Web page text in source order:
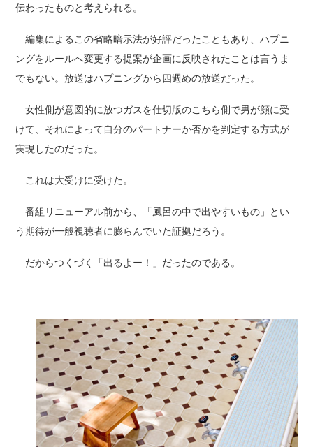
伝わったものと考えられる。
編集によるこの省略暗示法が好評だったこともあり、ハプニ
ングをルールへ変更する提案が企画に反映されたことは言うま
でもない。放送はハプニングから四週めの放送だった。
女性側が意図的に放つガスを仕切版のこちら側で男が顔に受
けて、それによって自分のパートナーか否かを判定する方式が
実現したのだった。
これは大受けに受けた。
番組リニューアル前から、「風呂の中で出やすいもの」とい
う期待が一般視聴者に膨らんでいた証拠だろう。
だからつくづく「出るよー！」だったのである。